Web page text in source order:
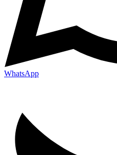
WhatsApp